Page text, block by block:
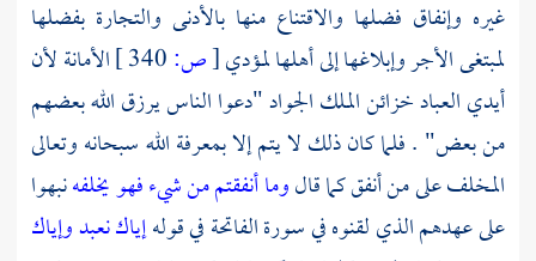
غيره وإنفاق فضلها والاقتناع منها بالأدنى والتجارة بفضلها
لمبتغى الأجر وإبلاغها إلى أهلها لمؤدي[ص:
الأمانة لأن
أيدي العباد خزائن الملك الجواد "دعوا الناس يرزق الله بعضهم
من بعض" . فلما كان ذلك لا يتم إلا بمعرفة الله سبحانه وتعالى
المخلف على من أنفق كما قالوما أنفقتم من شيء فهو يخلفهنبهوا
على عهدهم الذي لقنوه في سورة الفاتحة في قولهإياك نعبد وإياك